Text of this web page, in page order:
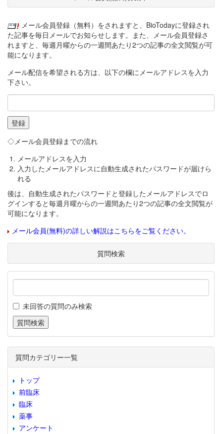
メール会員登録（無料）をされますと、BioTodayに登録され
た記事を毎日メールでお知らせします。また、メール会員登録さ
れますと、毎週月曜からの一週間あたり2つの記事の全文閲覧が可
能になります。
メール配信を希望される方は、以下の欄にメールアドレスを入力
下さい。
◇メール会員登録までの流れ
メールアドレスを入力
入力したメールアドレスに自動生成されたパスワードが届けら
れる
後は、自動生成されたパスワードと登録したメールアドレスでロ
グインすると毎週月曜からの一週間あたり2つの記事の全文閲覧が
可能になります。
メール会員(無料)の詳しい解説はこちらをご覧ください。
質問検索
未回答の質問のみ検索
質問カテゴリー一覧
トップ
前臨床
臨床
薬事
アンケート